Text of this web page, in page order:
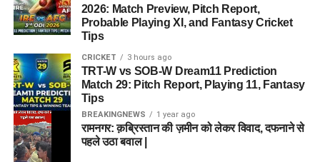
2026: Match Preview, Pitch Report,
Probable Playing XI, and Fantasy Cricket
Tips
CRICKET 3 hours ago
TRT-W vs SOB-W Dream11 Prediction
Match 29: Pitch Report, Playing 11, Fantasy
Tips
BREAKINGNEWS 1 year ago
रामनगर: क़ब्रिस्तान की ज़मीन को लेकर विवाद, दफनाने से
पहले उठा बवाल |